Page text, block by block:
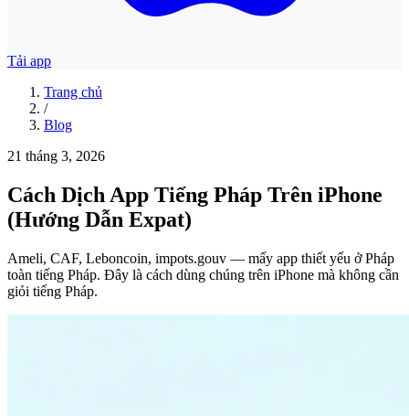
Tải app
Trang chủ
/
Blog
21 tháng 3, 2026
Cách Dịch App Tiếng Pháp Trên iPhone
(Hướng Dẫn Expat)
Ameli, CAF, Leboncoin, impots.gouv — mấy app thiết yếu ở Pháp
toàn tiếng Pháp. Đây là cách dùng chúng trên iPhone mà không cần
giỏi tiếng Pháp.